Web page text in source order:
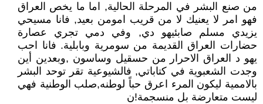
من صنع البشر في المرحلة الحالية, اما ما يخص العراق
فهو امر لا يعنيك لا من قريب امومن بعيد, فانا مسيحي
يزيدي مسلم صابئيهو دي, وفي دمي تجري عصارة
حضارات العراق القديمة من سومرية وبابلية. فانا احب
يهو د العراق الاحرار من حسقيل وساسون ,وبعدين أين
وجدت الشعبوية في كتاباتي, فالشيوعية تقر توحد البشر
بالاممية ليكون المرء اعرق حباً لوطنه,صلب الوطنية فهي
ليست متعارضة بل منسجمة!ن